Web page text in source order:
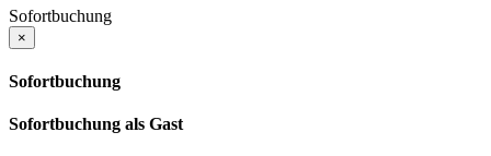
Sofortbuchung
×
Sofortbuchung
Sofortbuchung als Gast